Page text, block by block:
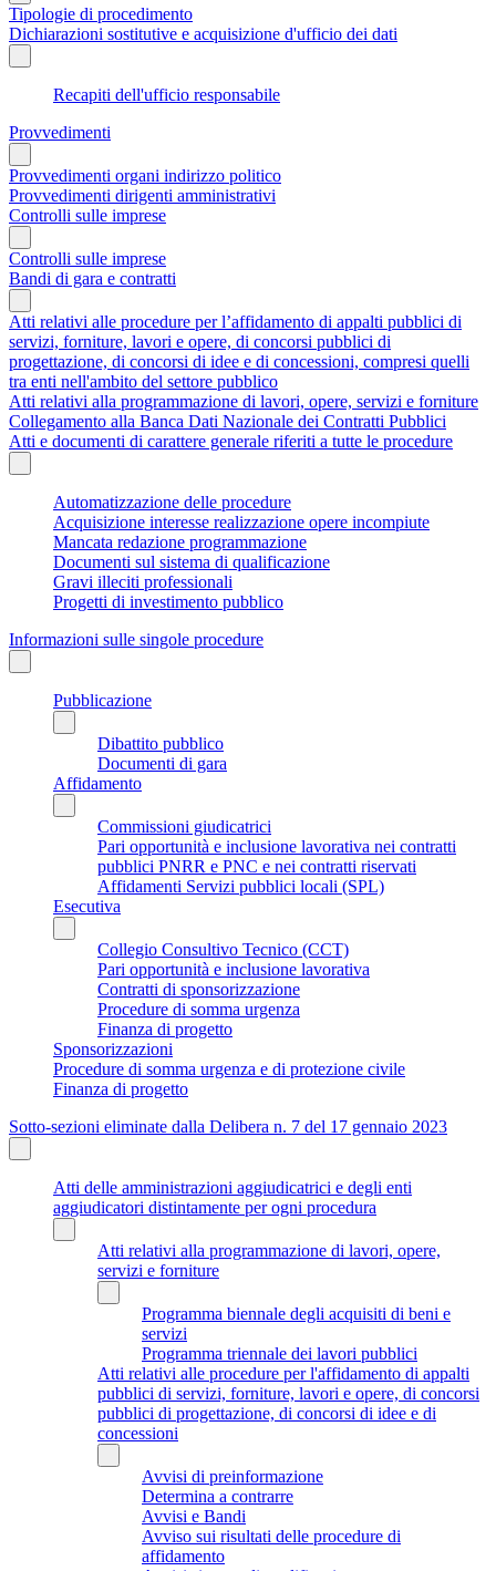
Tipologie di procedimento
Dichiarazioni sostitutive e acquisizione d'ufficio dei dati
Recapiti dell'ufficio responsabile
Provvedimenti
Provvedimenti organi indirizzo politico
Provvedimenti dirigenti amministrativi
Controlli sulle imprese
Controlli sulle imprese
Bandi di gara e contratti
Atti relativi alle procedure per l’affidamento di appalti pubblici di
servizi, forniture, lavori e opere, di concorsi pubblici di
progettazione, di concorsi di idee e di concessioni, compresi quelli
tra enti nell'ambito del settore pubblico
Atti relativi alla programmazione di lavori, opere, servizi e forniture
Collegamento alla Banca Dati Nazionale dei Contratti Pubblici
Atti e documenti di carattere generale riferiti a tutte le procedure
Automatizzazione delle procedure
Acquisizione interesse realizzazione opere incompiute
Mancata redazione programmazione
Documenti sul sistema di qualificazione
Gravi illeciti professionali
Progetti di investimento pubblico
Informazioni sulle singole procedure
Pubblicazione
Dibattito pubblico
Documenti di gara
Affidamento
Commissioni giudicatrici
Pari opportunità e inclusione lavorativa nei contratti
pubblici PNRR e PNC e nei contratti riservati
Affidamenti Servizi pubblici locali (SPL)
Esecutiva
Collegio Consultivo Tecnico (CCT)
Pari opportunità e inclusione lavorativa
Contratti di sponsorizzazione
Procedure di somma urgenza
Finanza di progetto
Sponsorizzazioni
Procedure di somma urgenza e di protezione civile
Finanza di progetto
Sotto-sezioni eliminate dalla Delibera n. 7 del 17 gennaio 2023
Atti delle amministrazioni aggiudicatrici e degli enti
aggiudicatori distintamente per ogni procedura
Atti relativi alla programmazione di lavori, opere,
servizi e forniture
Programma biennale degli acquisiti di beni e
servizi
Programma triennale dei lavori pubblici
Atti relativi alle procedure per l'affidamento di appalti
pubblici di servizi, forniture, lavori e opere, di concorsi
pubblici di progettazione, di concorsi di idee e di
concessioni
Avvisi di preinformazione
Determina a contrarre
Avvisi e Bandi
Avviso sui risultati delle procedure di
affidamento